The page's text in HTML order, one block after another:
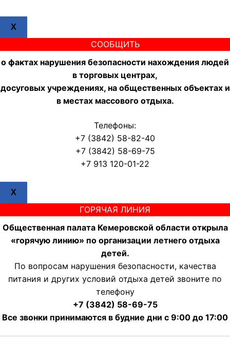
X
СООБЩИТЬ
о фактах нарушения безопасности нахождения людей
в торговых центрах,
досуговых учреждениях, на общественных объектах и
в местах массового отдыха.
Телефоны:
+7 (3842) 58-82-40
+7 (3842) 58-69-75
+7 913 120-01-22
X
ГОРЯЧАЯ ЛИНИЯ
Общественная палата Кемеровской области открыла
«горячую линию» по организации летнего отдыха
детей.
По вопросам нарушения безопасности, качества
питания и других условий отдыха детей звоните по
телефону
+7 (3842) 58-69-75
Все звонки принимаются в будние дни с 9:00 до 17:00